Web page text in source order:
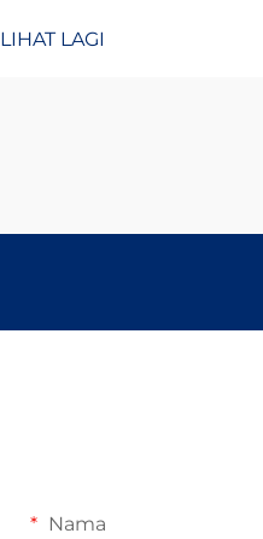
kimia? Kopling
LIHAT LAGI
Nama